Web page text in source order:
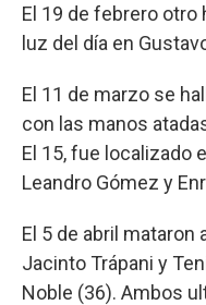
El 19 de febrero otro
luz del día en
El 11 de marzo se
con las manos
El 15, fue localizado
Leandro Gómez y
El 5 de abril mataron
Jacinto Trápani y
Noble (36). Ambos